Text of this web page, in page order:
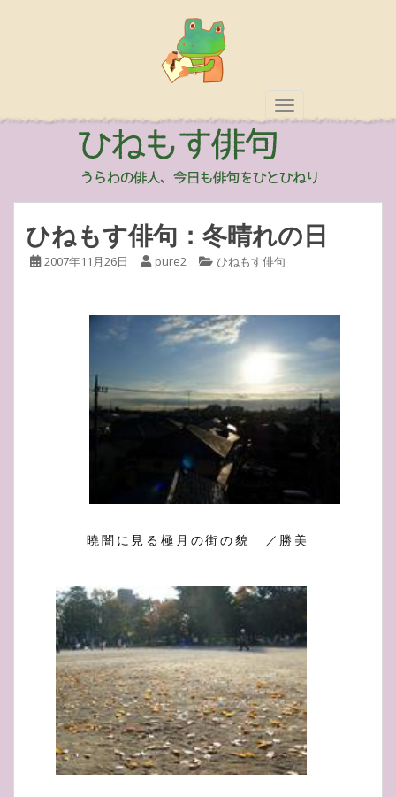
TOGGLE
ひねもす俳句：冬晴れの日
2007年11月26日 pure2 ひねもす俳句
曉闇に見る極月の街の貌 ／勝美